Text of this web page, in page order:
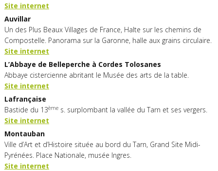
Site internet
Auvillar
Un des Plus Beaux Villages de France, Halte sur les chemins de
Compostelle. Panorama sur la Garonne, halle aux grains circulaire.
Site internet
L’Abbaye de Belleperche à Cordes Tolosanes
Abbaye cistercienne abritant le Musée des arts de la table.
Site internet
Lafrançaise
Bastide du 13èmes. surplombant la vallée du Tarn et ses vergers.
Site internet
Montauban
Ville d’Art et d’Histoire située au bord du Tarn, Grand Site Midi-
Pyrénées. Place Nationale, musée Ingres.
Site internet